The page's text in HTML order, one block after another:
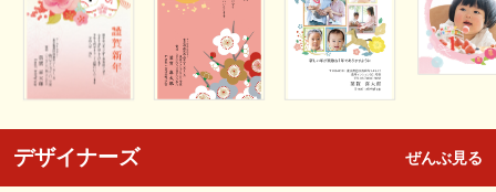
デザイナーズ ぜんぶ見る